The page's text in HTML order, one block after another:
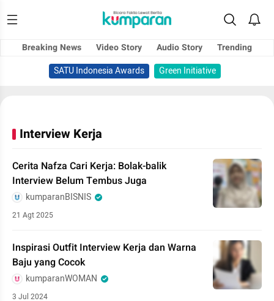
Breaking News Video Story Audio Story
Trending
SATU Indonesia Awards
Green Initiative
Interview Kerja
Cerita Nafza Cari Kerja: Bolak-balik
Interview Belum Tembus Juga
kumparanBISNIS
21 Agt 2025
Inspirasi Outfit Interview Kerja dan Warna
Baju yang Cocok
kumparanWOMAN
3 Jul 2024